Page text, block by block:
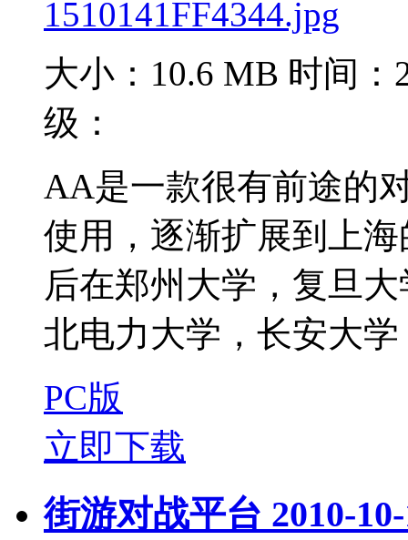
大小：10.6 MB 时间：
级：
AA是一款很有前途的
使用，逐渐扩展到上
后在郑州大学，复旦
北电力大学，长安大
PC版
立即下载
街游对战平台 2010-